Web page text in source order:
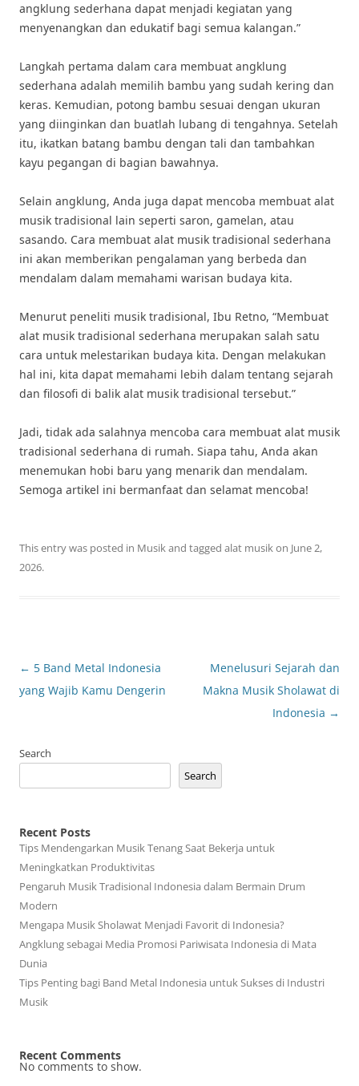
angklung sederhana dapat menjadi kegiatan yang
menyenangkan dan edukatif bagi semua kalangan.”
Langkah pertama dalam cara membuat angklung
sederhana adalah memilih bambu yang sudah kering dan
keras. Kemudian, potong bambu sesuai dengan ukuran
yang diinginkan dan buatlah lubang di tengahnya. Setelah
itu, ikatkan batang bambu dengan tali dan tambahkan
kayu pegangan di bagian bawahnya.
Selain angklung, Anda juga dapat mencoba membuat alat
musik tradisional lain seperti saron, gamelan, atau
sasando. Cara membuat alat musik tradisional sederhana
ini akan memberikan pengalaman yang berbeda dan
mendalam dalam memahami warisan budaya kita.
Menurut peneliti musik tradisional, Ibu Retno, “Membuat
alat musik tradisional sederhana merupakan salah satu
cara untuk melestarikan budaya kita. Dengan melakukan
hal ini, kita dapat memahami lebih dalam tentang sejarah
dan filosofi di balik alat musik tradisional tersebut.”
Jadi, tidak ada salahnya mencoba cara membuat alat musik
tradisional sederhana di rumah. Siapa tahu, Anda akan
menemukan hobi baru yang menarik dan mendalam.
Semoga artikel ini bermanfaat dan selamat mencoba!
This entry was posted in Musikand tagged alat musikon June 2,
2026.
Post
navigation
← 5 Band Metal Indonesia
yang Wajib Kamu Dengerin
Menelusuri Sejarah dan
Makna Musik Sholawat di
Indonesia →
Search
Search
Recent Posts
Tips Mendengarkan Musik Tenang Saat Bekerja untuk
Meningkatkan Produktivitas
Pengaruh Musik Tradisional Indonesia dalam Bermain Drum
Modern
Mengapa Musik Sholawat Menjadi Favorit di Indonesia?
Angklung sebagai Media Promosi Pariwisata Indonesia di Mata
Dunia
Tips Penting bagi Band Metal Indonesia untuk Sukses di Industri
Musik
Recent Comments
No comments to show.